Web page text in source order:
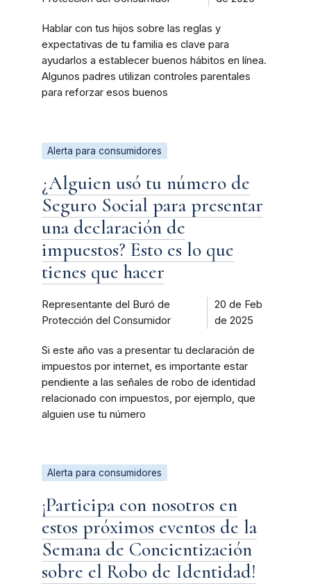
Hablar con tus hijos sobre las reglas y
expectativas de tu familia es clave para
ayudarlos a establecer buenos hábitos en línea.
Algunos padres utilizan controles parentales
para reforzar esos buenos
Alerta para consumidores
¿Alguien usó tu número de
Seguro Social para presentar
una declaración de
impuestos? Esto es lo que
tienes que hacer
Representante del Buró de
Protección del Consumidor
20 de Feb
de 2025
Si este año vas a presentar tu declaración de
impuestos por internet, es importante estar
pendiente a las señales de robo de identidad
relacionado con impuestos, por ejemplo, que
alguien use tu número
Alerta para consumidores
¡Participa con nosotros en
estos próximos eventos de la
Semana de Concientización
sobre el Robo de Identidad!